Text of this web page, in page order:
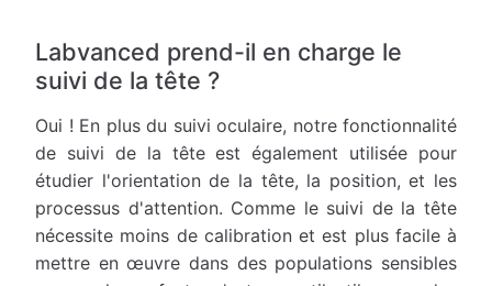
Labvanced prend-il en charge le
suivi de la tête ?
Oui ! En plus du suivi oculaire, notre fonctionnalité
de suivi de la tête est également utilisée pour
étudier l'orientation de la tête, la position, et les
processus d'attention. Comme le suivi de la tête
nécessite moins de calibration et est plus facile à
mettre en œuvre dans des populations sensibles